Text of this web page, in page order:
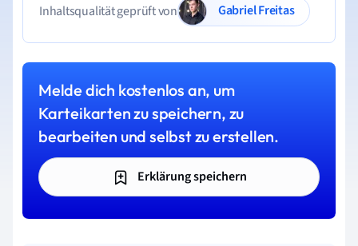
Inhaltsqualität geprüft von
Gabriel Freitas
Melde dich kostenlos an, um
Karteikarten zu speichern, zu
bearbeiten und selbst zu erstellen.
Erklärung speichern